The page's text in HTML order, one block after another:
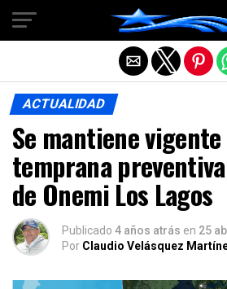
ACTUALIDAD
Se mantiene
temprana
de Onemi Los Lagos
Publicado 4 años atrás en 25
Por Claudio Velásquez
Salir de la versión